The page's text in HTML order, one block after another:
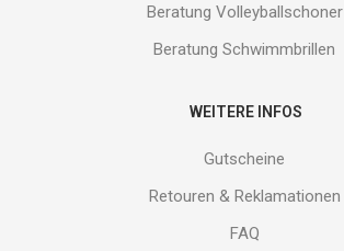
Beratung Volleyballschoner
Beratung Schwimmbrillen
WEITERE INFOS
Gutscheine
Retouren & Reklamationen
FAQ